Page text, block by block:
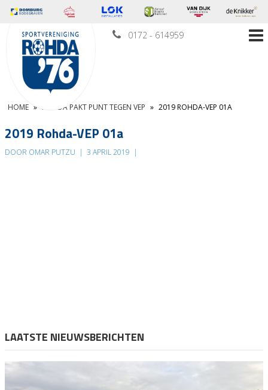
0172 - 614959
HOME » ROHDA PAKT PUNT TEGEN VEP » 2019 ROHDA-VEP 01A
2019 Rohda-VEP 01a
DOOR OMAR PUTZU | 3 APRIL 2019 |
LAATSTE NIEUWSBERICHTEN